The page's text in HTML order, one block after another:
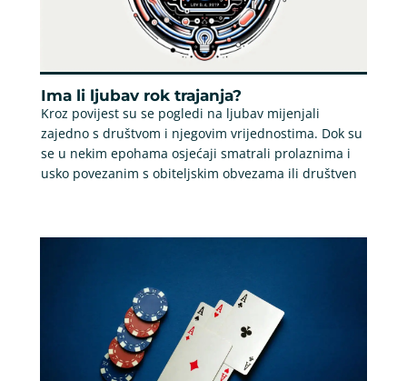
Ima li ljubav rok trajanja?
Kroz povijest su se pogledi na ljubav mijenjali
zajedno s društvom i njegovim vrijednostima. Dok su
se u nekim epohama osjećaji smatrali prolaznima i
usko povezanim s obiteljskim obvezama ili društven